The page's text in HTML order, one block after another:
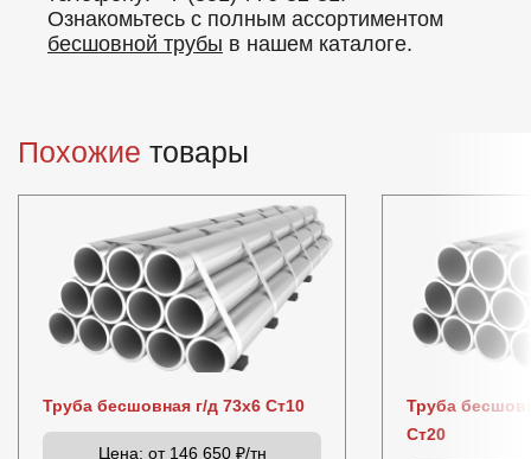
Ознакомьтесь с полным ассортиментом
бесшовной трубы в нашем каталоге.
Похожие товары
Труба бесшовная г/д 73х6 Ст10
Цена: от 146 650 ₽/тн
Труба
Ст20